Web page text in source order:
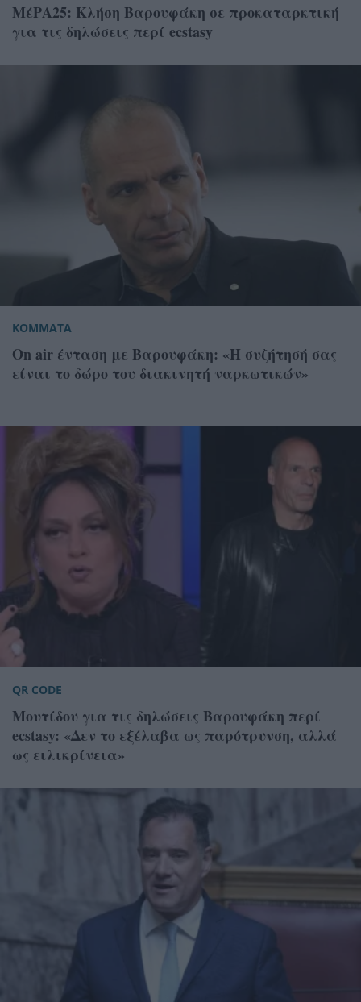
ΜέΡΑ25: Κλήση Βαρουφάκη σε προκαταρκτική
για τις δηλώσεις περί ecstasy
ΚΟΜΜΑΤΑ
Οn air ένταση με Βαρουφάκη: «Η συζήτησή σας
είναι το δώρο του διακινητή ναρκωτικών»
QR CODE
Μουτίδου για τις δηλώσεις Βαρουφάκη περί
ecstasy: «Δεν το εξέλαβα ως παρότρυνση, αλλά
ως ειλικρίνεια»